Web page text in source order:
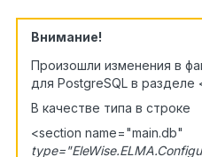
Внимание!
Произошли изменения в
для PostgreSQL в разделе
В качестве типа в строке
<section name="main.db"